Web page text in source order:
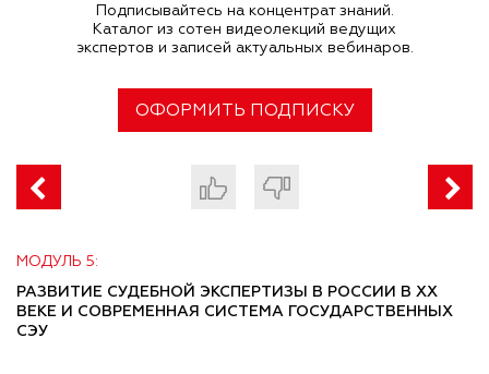
Подписывайтесь на концентрат знаний.
Каталог из сотен видеолекций ведущих
экспертов и записей актуальных вебинаров.
ОФОРМИТЬ ПОДПИСКУ
МОДУЛЬ 5:
РАЗВИТИЕ СУДЕБНОЙ ЭКСПЕРТИЗЫ В РОССИИ В XX
ВЕКЕ И СОВРЕМЕННАЯ СИСТЕМА ГОСУДАРСТВЕННЫХ
СЭУ